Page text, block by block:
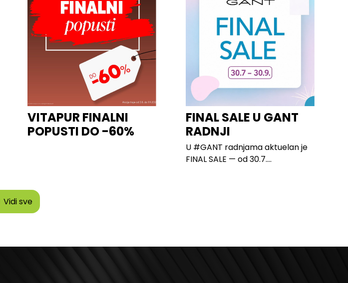
VITAPUR FINALNI
POPUSTI DO -60%
FINAL SALE U GANT
RADNJI
U #GANT radnjama aktuelan je
FINAL SALE — od 30.7....
Vidi sve